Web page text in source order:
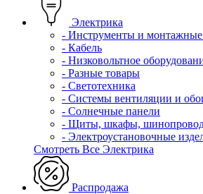
Электрика
- Инструменты и
- Кабель
- Низковольтное
- Разные товары
- Светотехника
- Системы вентиляции и
- Солнечные панели
- Щиты, шкафы,
- Электроустановочные
Смотреть Все Электрика
Распродажа